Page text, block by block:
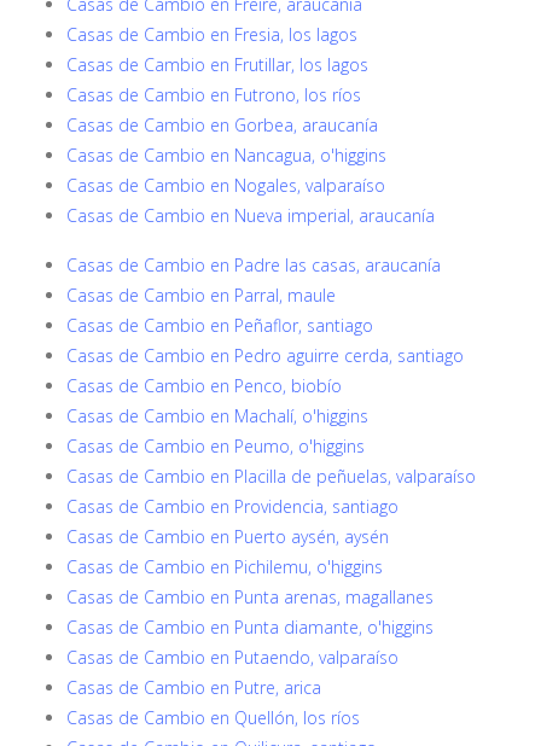
Casas de Cambio en Fresia, los lagos
Casas de Cambio en Frutillar, los lagos
Casas de Cambio en Futrono, los ríos
Casas de Cambio en Gorbea, araucanía
Casas de Cambio en Nancagua, o'higgins
Casas de Cambio en Nogales, valparaíso
Casas de Cambio en Nueva imperial, araucanía
Casas de Cambio en Padre las casas, araucanía
Casas de Cambio en Parral, maule
Casas de Cambio en Peñaflor, santiago
Casas de Cambio en Pedro aguirre cerda, santiago
Casas de Cambio en Penco, biobío
Casas de Cambio en Machalí, o'higgins
Casas de Cambio en Peumo, o'higgins
Casas de Cambio en Placilla de peñuelas, valparaíso
Casas de Cambio en Providencia, santiago
Casas de Cambio en Puerto aysén, aysén
Casas de Cambio en Pichilemu, o'higgins
Casas de Cambio en Punta arenas, magallanes
Casas de Cambio en Punta diamante, o'higgins
Casas de Cambio en Putaendo, valparaíso
Casas de Cambio en Putre, arica
Casas de Cambio en Quellón, los ríos